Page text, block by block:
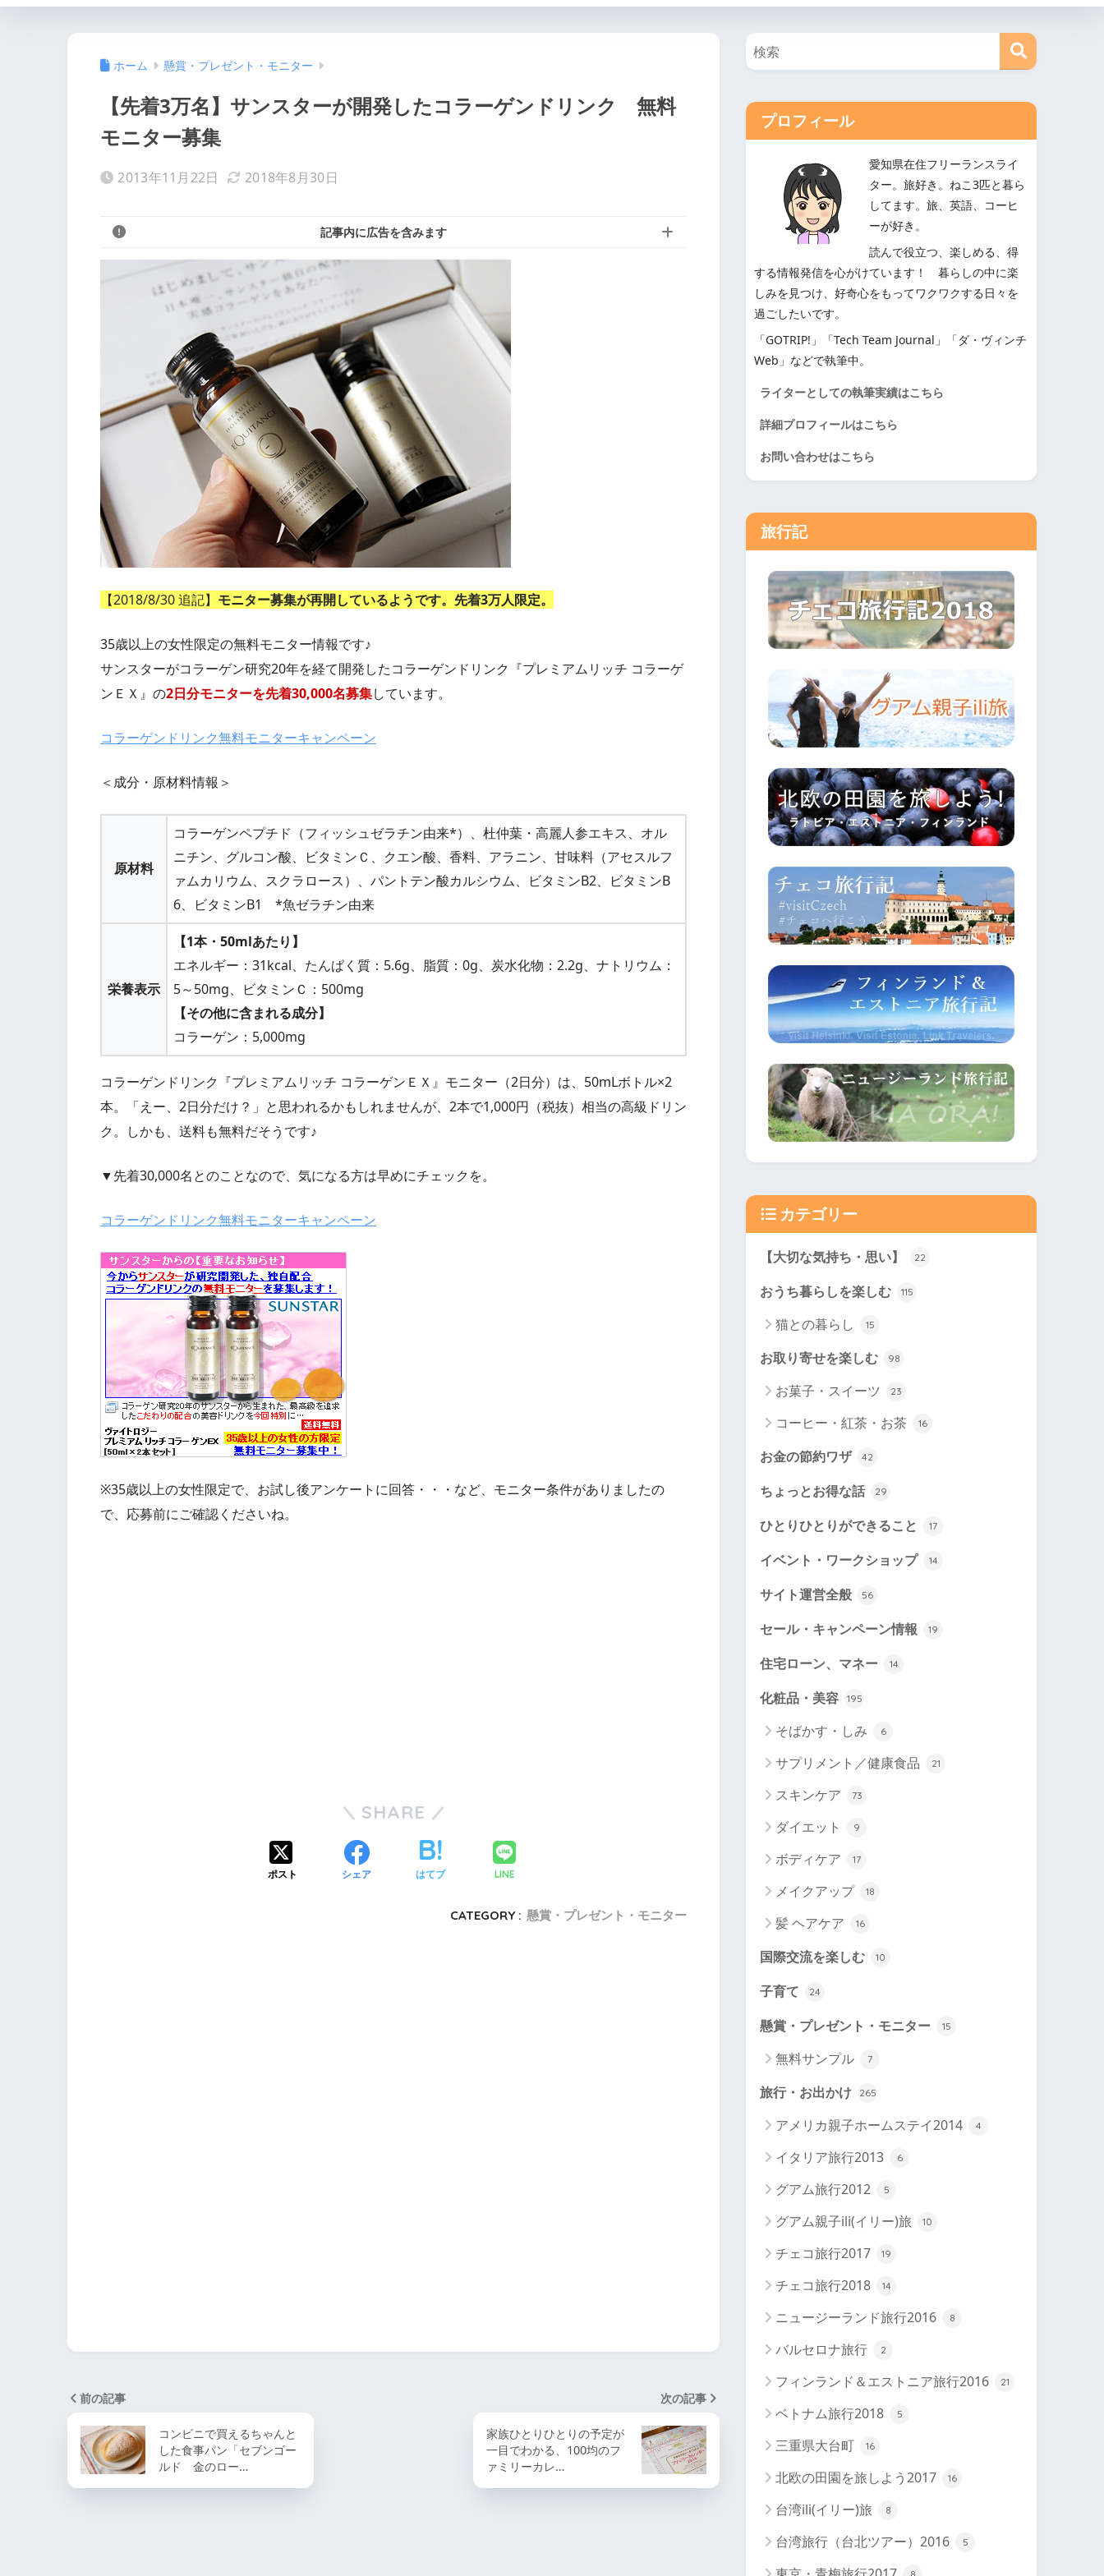
ホーム 懸賞・プレゼント・モニター
【先着3万名】サンスターが開発したコラーゲンドリンク 無料
モニター募集
2013年11月22日 2018年8月30日
記事内に広告を含みます
【2018/8/30 追記】 モニター募集が再開しているようです。先着3万人限定。
35歳以上の女性限定の無料モニター情報です♪
サンスターがコラーゲン研究20年を経て開発したコラーゲンドリンク『プレミアムリッチ コラーゲ
ンＥＸ』の2日分モニターを先着30,000名募集しています。
コラーゲンドリンク無料モニターキャンペーン
＜成分・原材料情報＞
原材料
コラーゲンペプチド（フィッシュゼラチン由来*）、杜仲葉・高麗人参エキス、オル
ニチン、グルコン酸、ビタミンＣ、クエン酸、香料、アラニン、甘味料（アセスルフ
ァムカリウム、スクラロース）、パントテン酸カルシウム、ビタミンB2、ビタミンB
6、ビタミンB1 *魚ゼラチン由来
栄養表示
【1本・50mlあたり】
エネルギー：31kcal、たんぱく質：5.6g、脂質：0g、炭水化物：2.2g、ナトリウム：
5～50mg、ビタミンＣ：500mg
【その他に含まれる成分】
コラーゲン：5,000mg
コラーゲンドリンク『プレミアムリッチ コラーゲンＥＸ』モニター（2日分）は、50mLボトル×2
本。「えー、2日分だけ？」と思われるかもしれませんが、2本で1,000円（税抜）相当の高級ドリン
ク。しかも、送料も無料だそうです♪
▼先着30,000名とのことなので、気になる方は早めにチェックを。
コラーゲンドリンク無料モニターキャンペーン
※35歳以上の女性限定で、お試し後アンケートに回答・・・など、モニター条件がありましたの
で、応募前にご確認くださいね。
SHARE
ポスト シェア はてブ LINE
CATEGORY : 懸賞・プレゼント・モニター
前の記事
コンビニで買えるちゃんと
した食事パン「セブンゴー
ルド 金のロー…
次の記事
家族ひとりひとりの予定が
一目でわかる、100均のフ
ァミリーカレ…
プロフィール
愛知県在住フリーランスライ
ター。旅好き。ねこ3匹と暮ら
してます。旅、英語、コーヒ
ーが好き。
読んで役立つ、楽しめる、得
する情報発信を心がけています！ 暮らしの中に楽
しみを見つけ、好奇心をもってワクワクする日々を
過ごしたいです。
「GOTRIP!」「Tech Team Journal」「ダ・ヴィンチ
Web」などで執筆中。
ライターとしての執筆実績はこちら
詳細プロフィールはこちら
お問い合わせはこちら
旅行記
カテゴリー
【大切な気持ち・思い】 22
おうち暮らしを楽しむ 115
猫との暮らし 15
お取り寄せを楽しむ 98
お菓子・スイーツ 23
コーヒー・紅茶・お茶 16
お金の節約ワザ 42
ちょっとお得な話 29
ひとりひとりができること 17
イベント・ワークショップ 14
サイト運営全般 56
セール・キャンペーン情報 19
住宅ローン、マネー 14
化粧品・美容 195
そばかす・しみ 6
サプリメント／健康食品 21
スキンケア 73
ダイエット 9
ボディケア 17
メイクアップ 18
髪 ヘアケア 16
国際交流を楽しむ 10
子育て 24
懸賞・プレゼント・モニター 15
無料サンプル 7
旅行・お出かけ 265
アメリカ親子ホームステイ2014 4
イタリア旅行2013 6
グアム旅行2012 5
グアム親子ili(イリー)旅 10
チェコ旅行2017 19
チェコ旅行2018 14
ニュージーランド旅行2016 8
バルセロナ旅行 2
フィンランド＆エストニア旅行2016 21
ベトナム旅行2018 5
三重県大台町 16
北欧の田園を旅しよう2017 16
台湾ili(イリー)旅 8
台湾旅行（台北ツアー）2016 5